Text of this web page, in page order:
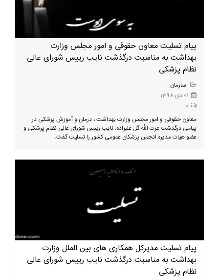
پیام تسلیت معاون حقوقی و امور مجلس وزارت
بهداشت به مناسبت درگذشت نایب رییس شورای عالی
نظام پزشکی
سازمان
01 دی 1398
0
معاون حقوقی و امور مجلس وزارت بهداشت ، درمان و آموزش پزشکی در
پیامی درگذشت عزت الله گل علیزاده، نایب رییس شورای عالی نظام پزشکی و
عضو هیات مدیره انجمن پزشکان عمومی کشور را تسلیت گفت.
پیام تسلیت مدیرکل همکاری های بین الملل وزارت
بهداشت به مناسبت درگذشت نایب رییس شورای عالی
نظام پزشکی